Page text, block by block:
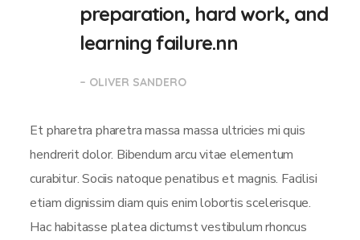
preparation, hard work, and
learning failure.nn
– OLIVER SANDERO
Et pharetra pharetra massa massa ultricies mi quis
hendrerit dolor. Bibendum arcu vitae elementum
curabitur. Sociis natoque penatibus et magnis. Facilisi
etiam dignissim diam quis enim lobortis scelerisque.
Hac habitasse platea dictumst vestibulum rhoncus